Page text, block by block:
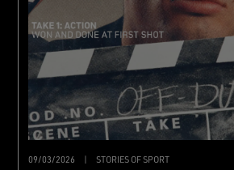
09/03/2026 | STORIES OF SPORT